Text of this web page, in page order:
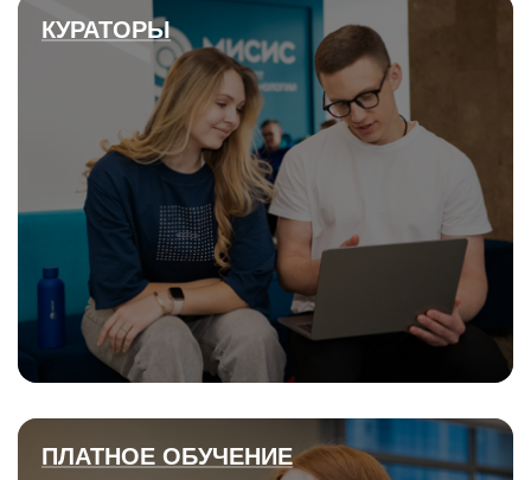
КУРАТОРЫ
ПЛАТНОЕ ОБУЧЕНИЕ